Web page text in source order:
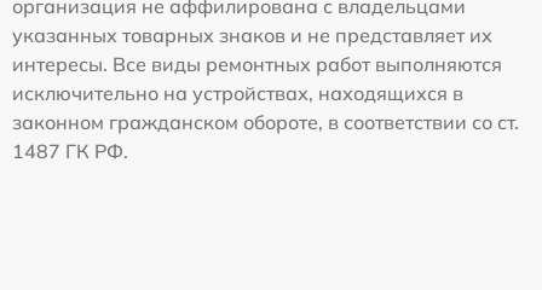
организация не аффилирована с владельцами
указанных товарных знаков и не представляет их
интересы. Все виды ремонтных работ выполняются
исключительно на устройствах, находящихся в
законном гражданском обороте, в соответствии со ст.
1487 ГК РФ.